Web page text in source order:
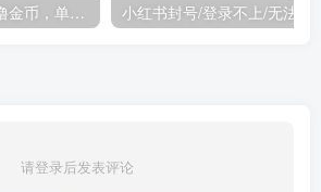
快手极速版看广告撸金币，单机日入50+，可批量操作
请登录后发表评论